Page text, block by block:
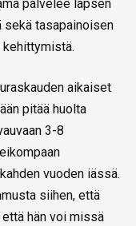
palvelee lapsen
tasapainoisen
kehittymistä.
aikaiset
pitää huolta
3-8
vuoden iässä.
siihen, että
hän voi missä